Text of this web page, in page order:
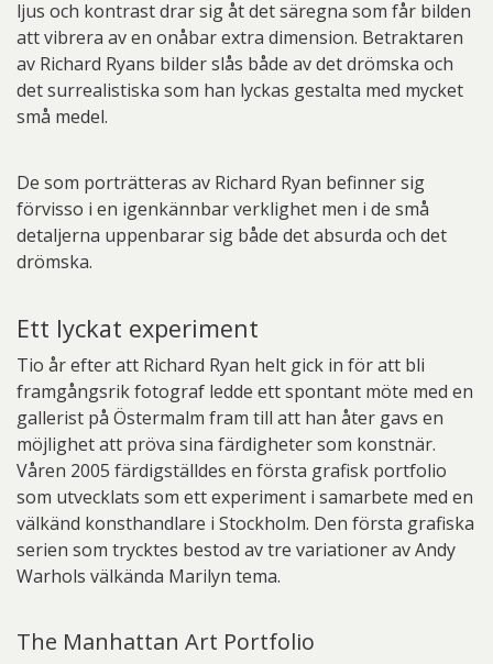
ljus och kontrast drar sig åt det säregna som får bilden
att vibrera av en onåbar extra dimension. Betraktaren
av Richard Ryans bilder slås både av det drömska och
det surrealistiska som han lyckas gestalta med mycket
små medel.
De som porträtteras av Richard Ryan befinner sig
förvisso i en igenkännbar verklighet men i de små
detaljerna uppenbarar sig både det absurda och det
drömska.
Ett lyckat experiment
Tio år efter att Richard Ryan helt gick in för att bli
framgångsrik fotograf ledde ett spontant möte med en
gallerist på Östermalm fram till att han åter gavs en
möjlighet att pröva sina färdigheter som konstnär.
Våren 2005 färdigställdes en första grafisk portfolio
som utvecklats som ett experiment i samarbete med en
välkänd konsthandlare i Stockholm. Den första grafiska
serien som trycktes bestod av tre variationer av Andy
Warhols välkända Marilyn tema.
The Manhattan Art Portfolio